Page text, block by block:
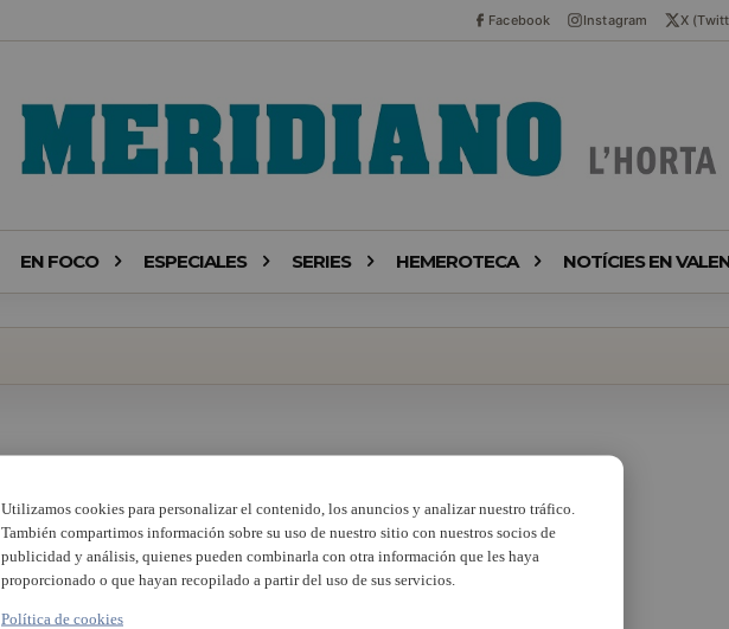
Facebook Instagram X
EN FOCO ESPECIALES SERIES HEMEROTECA NOTÍCIES EN
Utilizamos cookies para personalizar el contenido, los anuncios y analizar nuestro tráfico.
También compartimos información sobre su uso de nuestro sitio con nuestros socios de
publicidad y análisis, quienes pueden combinarla con otra información que les haya
proporcionado o que hayan recopilado a partir del uso de sus servicios.
Política de cookies